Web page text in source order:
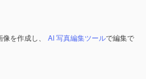
を作成し、 AI 写真編集ツールで編集で